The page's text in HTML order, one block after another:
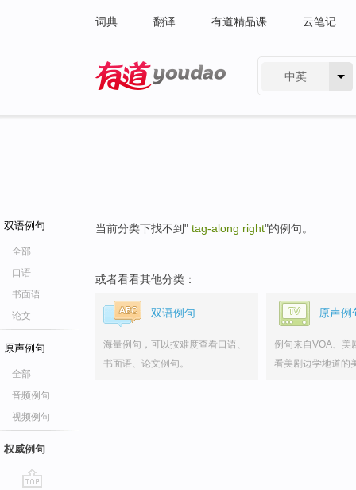
词典 翻译 有道精品课 云笔记
中英
双语例句
全部
口语
书面语
论文
原声例句
全部
音频例句
视频例句
权威例句
当前分类下找不到" tag-along right"的例句。
或者看看其他分类：
双语例句
海量例句，可以按难度查看口语、
书面语、论文例句。
原声例
例句来自VOA、美
看美剧边学地道的